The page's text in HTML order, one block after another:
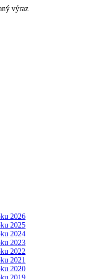
výraz
2026
2025
2024
2023
2022
2021
2020
2019